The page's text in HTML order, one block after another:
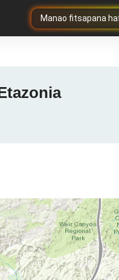
Manao fitsapana